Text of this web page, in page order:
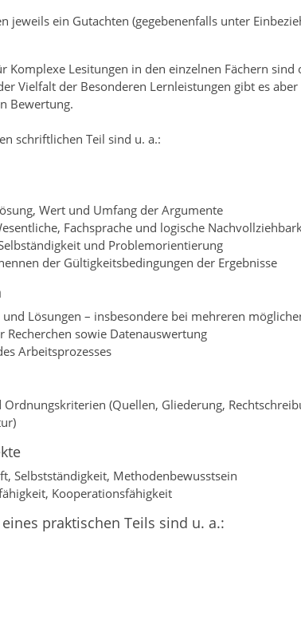
jeweils ein Gutachten (gegebenenfalls unter
Komplexe Lesitungen in den einzelnen Fächern
Vielfalt der Besonderen Lernleistungen gibt es
Bewertung.
schriftlichen Teil sind u. a.:
Wert und Umfang der Argumente
Fachsprache und logische
und Problemorientierung
der Gültigkeitsbedingungen der Ergebnisse
Lösungen – insbesondere bei mehreren
Recherchen sowie Datenauswertung
Arbeitsprozesses
Ordnungskriterien (Quellen, Gliederung,
Selbstständigkeit, Methodenbewusstsein
Kooperationsfähigkeit
praktischen Teils sind u. a.: